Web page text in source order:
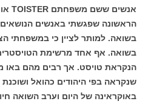
אנשים ששם משפחתם TOISTER או TAUSTER.
הראשונה שפגשתי באנשים
בשואה. למותר לציין כי במשפחתי
בשואה. אף אחד מרשימת
שנקראה בפי היהודים כהואל ושוכנת